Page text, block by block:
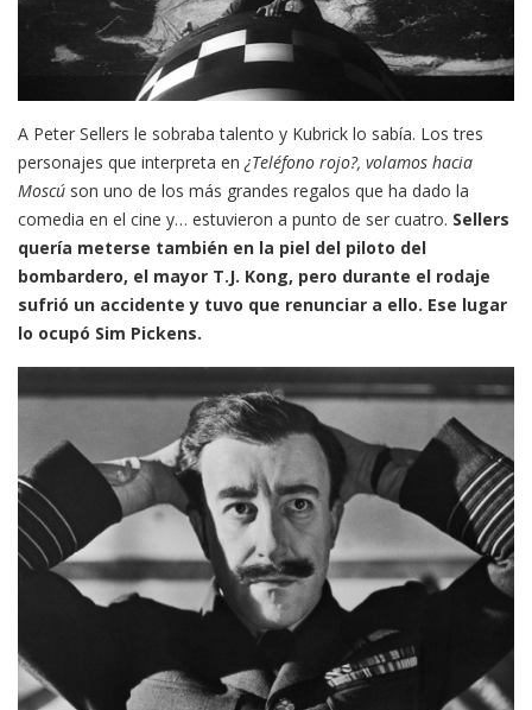
A Peter Sellers le sobraba talento y Kubrick lo sabía. Los tres
personajes que interpreta en ¿Teléfono rojo?, volamos hacia
Moscú son uno de los más grandes regalos que ha dado la
comedia en el cine y… estuvieron a punto de ser cuatro. Sellers
quería meterse también en la piel del piloto del
bombardero, el mayor T.J. Kong, pero durante el rodaje
sufrió un accidente y tuvo que renunciar a ello. Ese lugar
lo ocupó Sim Pickens.